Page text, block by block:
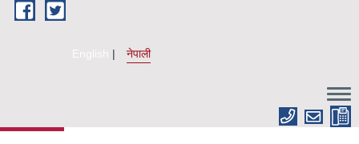
Skip to main content
English नेपाली